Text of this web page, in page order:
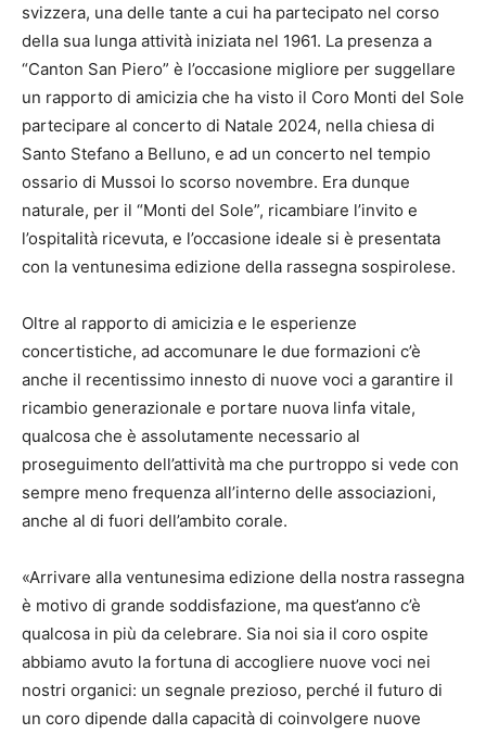
svizzera, una delle tante a cui ha partecipato nel corso
della sua lunga attività iniziata nel 1961. La presenza a
“Canton San Piero” è l’occasione migliore per suggellare
un rapporto di amicizia che ha visto il Coro Monti del Sole
partecipare al concerto di Natale 2024, nella chiesa di
Santo Stefano a Belluno, e ad un concerto nel tempio
ossario di Mussoi lo scorso novembre. Era dunque
naturale, per il “Monti del Sole”, ricambiare l’invito e
l’ospitalità ricevuta, e l’occasione ideale si è presentata
con la ventunesima edizione della rassegna sospirolese.
Oltre al rapporto di amicizia e le esperienze
concertistiche, ad accomunare le due formazioni c’è
anche il recentissimo innesto di nuove voci a garantire il
ricambio generazionale e portare nuova linfa vitale,
qualcosa che è assolutamente necessario al
proseguimento dell’attività ma che purtroppo si vede con
sempre meno frequenza all’interno delle associazioni,
anche al di fuori dell’ambito corale.
«Arrivare alla ventunesima edizione della nostra rassegna
è motivo di grande soddisfazione, ma quest’anno c’è
qualcosa in più da celebrare. Sia noi sia il coro ospite
abbiamo avuto la fortuna di accogliere nuove voci nei
nostri organici: un segnale prezioso, perché il futuro di
un coro dipende dalla capacità di coinvolgere nuove